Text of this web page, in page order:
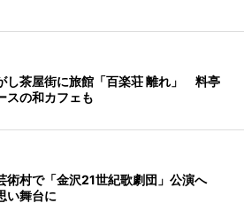
し茶屋街に旅館「百楽荘 離れ」 料亭
スの和カフェも
術村で「金沢21世紀歌劇団」公演へ
い舞台に